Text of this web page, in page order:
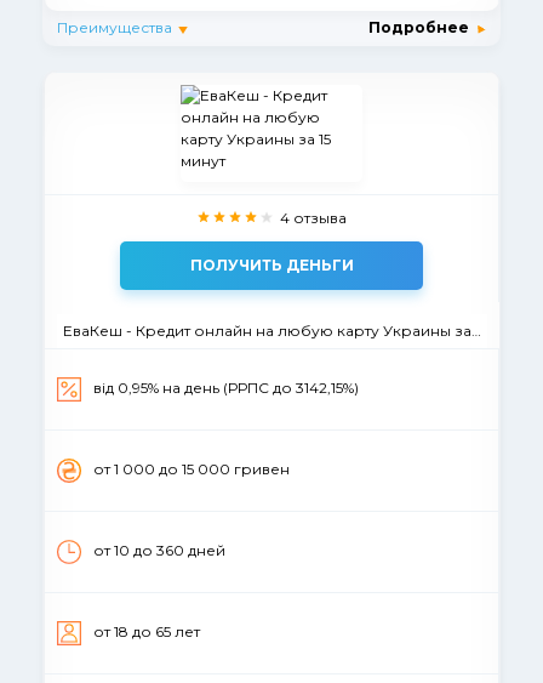
Преимущества Подробнее
4 отзыва
ПОЛУЧИТЬ ДЕНЬГИ
ЕваКеш - Кредит онлайн на любую карту Украины за 15 минут
від 0,95% на день (РРПС до 3142,15%)
от 1 000 до 15 000 гривен
от 10 до 360 дней
от 18 до 65 лет